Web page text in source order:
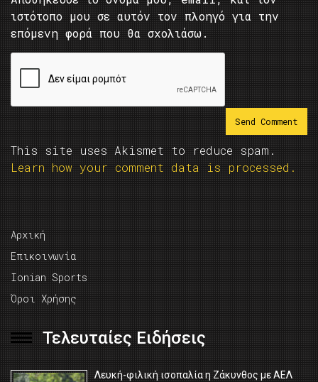
ιστότοπο μου σε αυτόν τον πλοηγό για την
επόμενη φορά που θα σχολιάσω.
This site uses Akismet to reduce spam.
Learn how your comment data is processed.
Αρχική
Επικοινωνία
Ionian Sports
Όροι Χρήσης
Τελευταίες Ειδήσεις
Λευκή-φιλική ισοπαλία η Ζάκυνθος με ΑΕΛ